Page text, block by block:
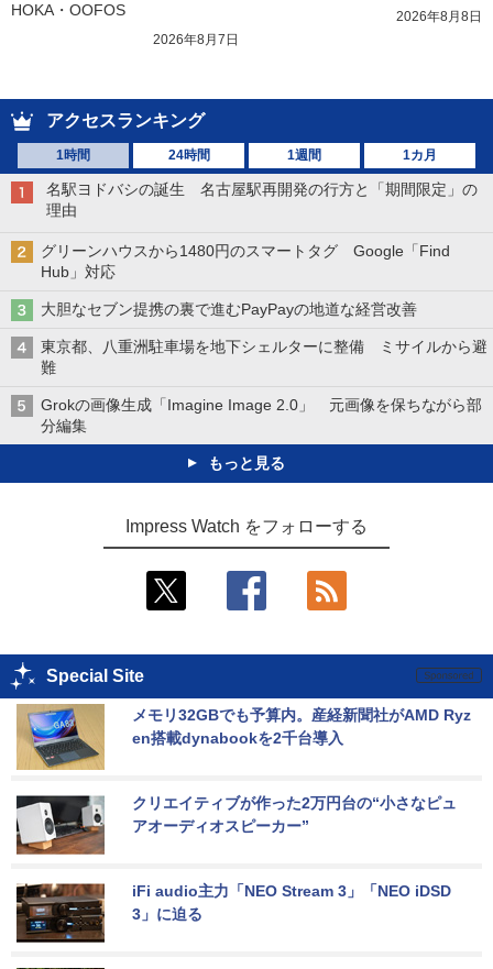
HOKA・OOFOS
2026年8月7日
2026年8月8日
アクセスランキング
1時間 24時間 1週間 1カ月
名駅ヨドバシの誕生 名古屋駅再開発の行方と「期間限定」の
理由
グリーンハウスから1480円のスマートタグ Google「Find
Hub」対応
大胆なセブン提携の裏で進むPayPayの地道な経営改善
東京都、八重洲駐車場を地下シェルターに整備 ミサイルから避
難
Grokの画像生成「Imagine Image 2.0」 元画像を保ちながら部
分編集
もっと見る
Impress Watch をフォローする
Special Site
メモリ32GBでも予算内。産経新聞社がAMD Ryz
en搭載dynabookを2千台導入
クリエイティブが作った2万円台の“小さなピュ
アオーディオスピーカー”
iFi audio主力「NEO Stream 3」「NEO iDSD
3」に迫る